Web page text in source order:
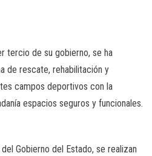
tercio de su gobierno, se ha
de rescate, rehabilitación y
campos deportivos con la
espacios seguros y funcionales.
Gobierno del Estado, se realizan